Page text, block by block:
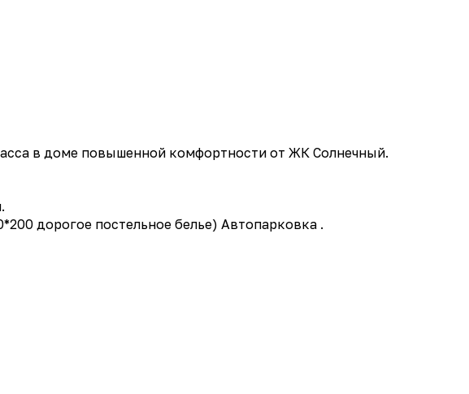
в доме повышенной комфортности от ЖК Солнечный.
дорогое постельное белье) Автопарковка .